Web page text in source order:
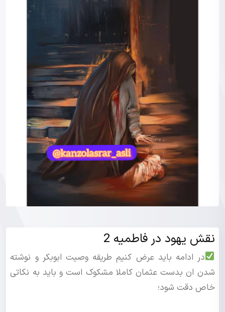
نقش یهود در فاطمیه 2
در ادامه باید عرض کنیم طریقه وصیت ابوبکر و نوشته
شدن ان بدست عثمان کاملا مشکوک است و باید به نکاتی
خاص دقت شود؛